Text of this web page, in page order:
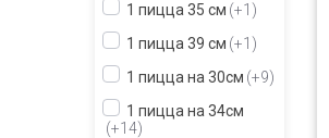
1 пицца 35 см +1
1 пицца 39 см +1
1 пицца на 30см +9
1 пицца на 34см
+14